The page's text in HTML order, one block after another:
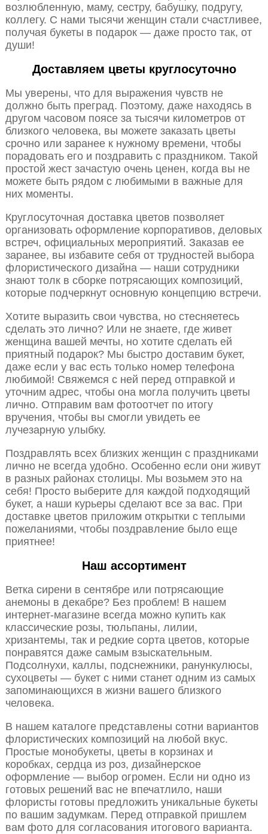
возлюбленную, маму, сестру, бабушку, подругу,
коллегу. С нами тысячи женщин стали счастливее,
получая букеты в подарок — даже просто так, от
души!
Доставляем цветы круглосуточно
Мы уверены, что для выражения чувств не
должно быть преград. Поэтому, даже находясь в
другом часовом поясе за тысячи километров от
близкого человека, вы можете заказать цветы
срочно или заранее к нужному времени, чтобы
порадовать его и поздравить с праздником. Такой
простой жест зачастую очень ценен, когда вы не
можете быть рядом с любимыми в важные для
них моменты.
Круглосуточная доставка цветов позволяет
организовать оформление корпоративов, деловых
встреч, официальных мероприятий. Заказав ее
заранее, вы избавите себя от трудностей выбора
флористического дизайна — наши сотрудники
знают толк в сборке потрясающих композиций,
которые подчеркнут основную концепцию встречи.
Хотите выразить свои чувства, но стесняетесь
сделать это лично? Или не знаете, где живет
женщина вашей мечты, но хотите сделать ей
приятный подарок? Мы быстро доставим букет,
даже если у вас есть только номер телефона
любимой! Свяжемся с ней перед отправкой и
уточним адрес, чтобы она могла получить цветы
лично. Отправим вам фотоотчет по итогу
вручения, чтобы вы смогли увидеть ее
лучезарную улыбку.
Поздравлять всех близких женщин с праздниками
лично не всегда удобно. Особенно если они живут
в разных районах столицы. Мы возьмем это на
себя! Просто выберите для каждой подходящий
букет, а наши курьеры сделают все за вас. При
доставке цветов приложим открытки с теплыми
пожеланиями, чтобы поздравление было еще
приятнее!
Наш ассортимент
Ветка сирени в сентябре или потрясающие
анемоны в декабре? Без проблем! В нашем
интернет-магазине всегда можно купить как
классические розы, тюльпаны, лилии,
хризантемы, так и редкие сорта цветов, которые
понравятся даже самым взыскательным.
Подсолнухи, каллы, подснежники, ранункулюсы,
сухоцветы — букет с ними станет одним из самых
запоминающихся в жизни вашего близкого
человека.
В нашем каталоге представлены сотни вариантов
флористических композиций на любой вкус.
Простые монобукеты, цветы в корзинах и
коробках, сердца из роз, дизайнерское
оформление — выбор огромен. Если ни одно из
готовых решений вас не впечатлило, наши
флористы готовы предложить уникальные букеты
по вашим задумкам. Перед отправкой пришлем
вам фото для согласования итогового варианта.